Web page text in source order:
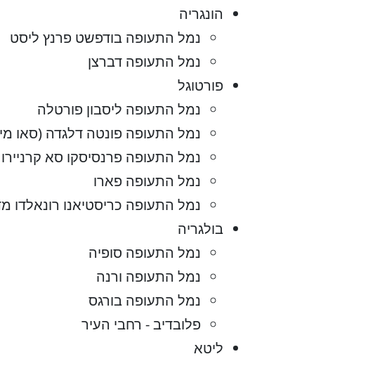
הונגריה
נמל התעופה בודפשט פרנץ ליסט
נמל התעופה דברצן
פורטוגל
נמל התעופה ליסבון פורטלה
נמל התעופה פונטה דלגדה (סאו
נמל התעופה פרנסיסקו סא קרניירו
נמל התעופה פארו
נמל התעופה כריסטיאנו רונאלדו
בולגריה
נמל התעופה סופיה
נמל התעופה ורנה
נמל התעופה בורגס
פלובדיב - רחבי העיר
ליטא